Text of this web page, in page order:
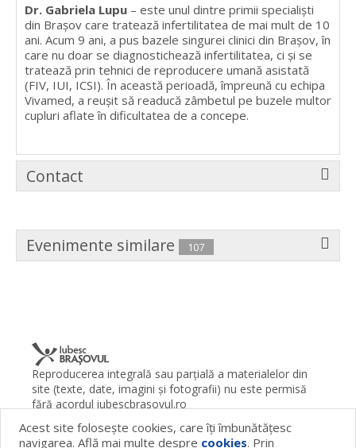
Dr. Gabriela Lupu– este unul dintre primii specialiști
din Brașov care tratează infertilitatea de mai mult de 10
ani. Acum 9 ani, a pus bazele singurei clinici din Brașov, în
care nu doar se diagnostichează infertilitatea, ci și se
tratează prin tehnici de reproducere umană asistată
(FIV, IUI, ICSI). În această perioadă, împreună cu echipa
Vivamed, a reușit să readucă zâmbetul pe buzele multor
cupluri aflate în dificultatea de a concepe.
Contact
Evenimente similare 107
Reproducerea integrală sau parţială a materialelor din
site (texte, date, imagini şi fotografii) nu este permisă
fără acordul iubescbrasovul.ro
Termeni şi condiţii
Contact Despre proiect
FAQ
Acest site foloseşte cookies, care îţi îmbunătăţesc
navigarea. Află mai multe despre cookies. Prin